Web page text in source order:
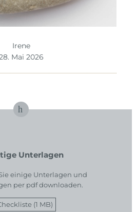
Irene
Mai 2026
Unterlagen
einige Unterlagen und
per pdf downloaden.
(1 MB)